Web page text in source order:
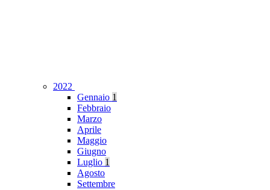
2022
Gennaio 1
Febbraio
Marzo
Aprile
Maggio
Giugno
Luglio 1
Agosto
Settembre